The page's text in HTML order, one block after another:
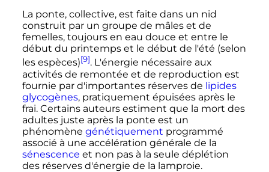
La ponte, collective, est faite dans un nid
construit par un groupe de mâles et de
femelles, toujours en eau douce et entre le
début du printemps et le début de l'été (selon
les espèces)[9]. L'énergie nécessaire aux
activités de remontée et de reproduction est
fournie par d'importantes réserves de lipides
glycogènes, pratiquement épuisées après le
frai. Certains auteurs estiment que la mort des
adultes juste après la ponte est un
phénomène génétiquement programmé
associé à une accélération générale de la
sénescence et non pas à la seule déplétion
des réserves d'énergie de la lamproie.